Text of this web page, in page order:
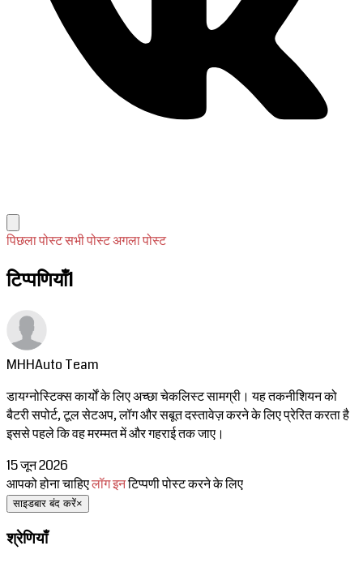
पिछला पोस्टसभी पोस्टअगला पोस्ट
टिप्पणियाँ1
MHHAuto Team
डायग्नोस्टिक्स कार्यों के लिए अच्छा चेकलिस्ट सामग्री। यह तकनीशियन को
बैटरी सपोर्ट, टूल सेटअप, लॉग और सबूत दस्तावेज़ करने के लिए प्रेरित करता है
इससे पहले कि वह मरम्मत में और गहराई तक जाए।
15 जून 2026
आपको होना चाहिएलॉग इनटिप्पणी पोस्ट करने के लिए
साइडबार बंद करें×
श्रेणियाँ